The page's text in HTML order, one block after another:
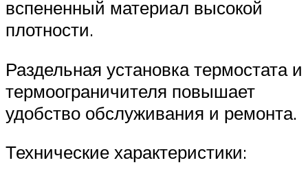
вспененный материал высокой
плотности.
Раздельная установка термостата и
термоограничителя повышает
удобство обслуживания и ремонта.
Технические характеристики: